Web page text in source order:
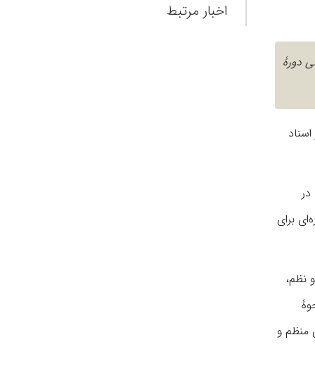
دورۀ
در
برای
نظم،
منظم و
اخبار مرتبط